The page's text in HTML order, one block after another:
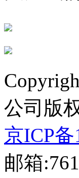
公司版
京ICP备
邮箱